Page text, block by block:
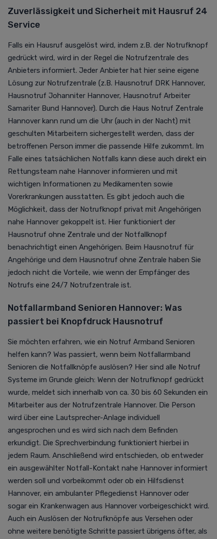
Zuverlässigkeit und Sicherheit mit Hausruf 24
Service
Falls ein Hausruf ausgelöst wird, indem z.B. der Notrufknopf
gedrückt wird, wird in der Regel die Notrufzentrale des
Anbieters informiert. Jeder Anbieter hat hier seine eigene
Lösung zur Notrufzentrale (z.B. Hausnotruf DRK Hannover,
Hausnotruf Johanniter Hannover, Hausnotruf Arbeiter
Samariter Bund Hannover). Durch die Haus Notruf Zentrale
Hannover kann rund um die Uhr (auch in der Nacht) mit
geschulten Mitarbeitern sichergestellt werden, dass der
betroffenen Person immer die passende Hilfe zukommt. Im
Falle eines tatsächlichen Notfalls kann diese auch direkt ein
Rettungsteam nahe Hannover informieren und mit
wichtigen Informationen zu Medikamenten sowie
Vorerkrankungen ausstatten. Es gibt jedoch auch die
Möglichkeit, dass der Notrufknopf privat mit Angehörigen
nahe Hannover gekoppelt ist. Hier funktioniert der
Hausnotruf ohne Zentrale und der Notfallknopf
benachrichtigt einen Angehörigen. Beim Hausnotruf für
Angehörige und dem Hausnotruf ohne Zentrale haben Sie
jedoch nicht die Vorteile, wie wenn der Empfänger des
Notrufs eine 24/7 Notrufzentrale ist.
Notfallarmband Senioren Hannover: Was
passiert bei Knopfdruck Hausnotruf
Sie möchten erfahren, wie ein Notruf Armband Senioren
helfen kann? Was passiert, wenn beim Notfallarmband
Senioren die Notfallknöpfe auslösen? Hier sind alle Notruf
Systeme im Grunde gleich: Wenn der Notrufknopf gedrückt
wurde, meldet sich innerhalb von ca. 30 bis 60 Sekunden ein
Mitarbeiter aus der Notrufzentrale Hannover. Die Person
wird über eine Lautsprecher-Anlage individuell
angesprochen und es wird sich nach dem Befinden
erkundigt. Die Sprechverbindung funktioniert hierbei in
jedem Raum. Anschließend wird entschieden, ob entweder
ein ausgewählter Notfall-Kontakt nahe Hannover informiert
werden soll und vorbeikommt oder ob ein Hilfsdienst
Hannover, ein ambulanter Pflegedienst Hannover oder
sogar ein Krankenwagen aus Hannover vorbeigeschickt wird.
Auch ein Auslösen der Notrufknöpfe aus Versehen oder
ohne weitere benötigte Schritte passiert übrigens öfter, als